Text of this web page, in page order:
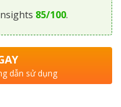
85/100.
dẫn sử dụng